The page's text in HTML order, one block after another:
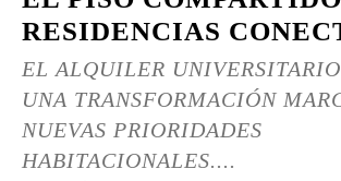
RESIDENCIAS
EL ALQUILER
UNA TRANSFORMACIÓN
NUEVAS PRIORIDADES
HABITACIONALES....